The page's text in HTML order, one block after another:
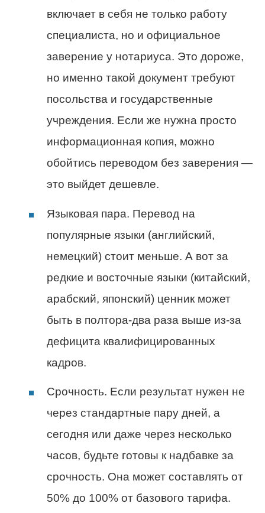
включает в себя не только работу
специалиста, но и официальное
заверение у нотариуса. Это дороже,
но именно такой документ требуют
посольства и государственные
учреждения. Если же нужна просто
информационная копия, можно
обойтись переводом без заверения —
это выйдет дешевле.
Языковая пара. Перевод на
популярные языки (английский,
немецкий) стоит меньше. А вот за
редкие и восточные языки (китайский,
арабский, японский) ценник может
быть в полтора-два раза выше из-за
дефицита квалифицированных
кадров.
Срочность. Если результат нужен не
через стандартные пару дней, а
сегодня или даже через несколько
часов, будьте готовы к надбавке за
срочность. Она может составлять от
50% до 100% от базового тарифа.